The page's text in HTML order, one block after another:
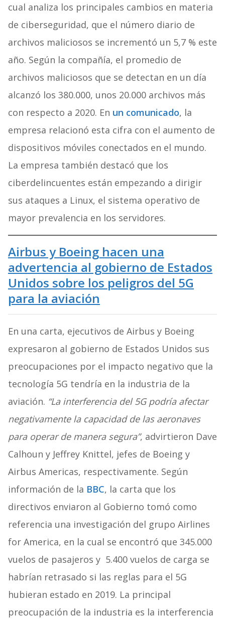
cual analiza los principales cambios en materia
de ciberseguridad, que el número diario de
archivos maliciosos se incrementó un 5,7 % este
año. Según la compañía, el promedio de
archivos maliciosos que se detectan en un día
alcanzó los 380.000, unos 20.000 archivos más
con respecto a 2020. En un comunicado, la
empresa relacionó esta cifra con el aumento de
dispositivos móviles conectados en el mundo.
La empresa también destacó que los
ciberdelincuentes están empezando a dirigir
sus ataques a Linux, el sistema operativo de
mayor prevalencia en los servidores.
Airbus y Boeing hacen una
advertencia al gobierno de Estados
Unidos sobre los peligros del 5G
para la aviación
En una carta, ejecutivos de Airbus y Boeing
expresaron al gobierno de Estados Unidos sus
preocupaciones por el impacto negativo que la
tecnología 5G tendría en la industria de la
aviación. “La interferencia del 5G podría afectar
negativamente la capacidad de las aeronaves
para operar de manera segura”, advirtieron Dave
Calhoun y Jeffrey Knittel, jefes de Boeing y
Airbus Americas, respectivamente. Según
información de la BBC, la carta que los
directivos enviaron al Gobierno tomó como
referencia una investigación del grupo Airlines
for America, en la cual se encontró que 345.000
vuelos de pasajeros y 5.400 vuelos de carga se
habrían retrasado si las reglas para el 5G
hubieran estado en 2019. La principal
preocupación de la industria es la interferencia